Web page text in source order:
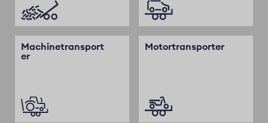
Machinetransport
er
Motortransporter